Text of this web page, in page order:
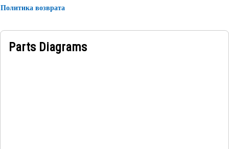
Политика возврата
Parts Diagrams